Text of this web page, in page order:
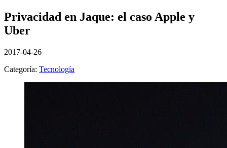
Privacidad en Jaque: el caso Apple y
Uber
2017-04-26
Categoría: Tecnología